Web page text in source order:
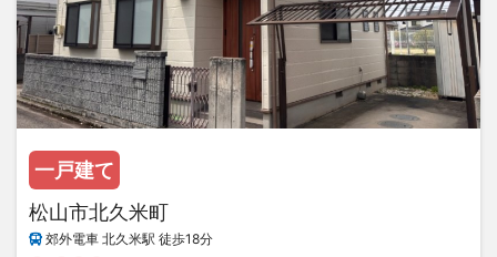
一戸建て
松山市北久米町
郊外電車 北久米駅 徒歩18分